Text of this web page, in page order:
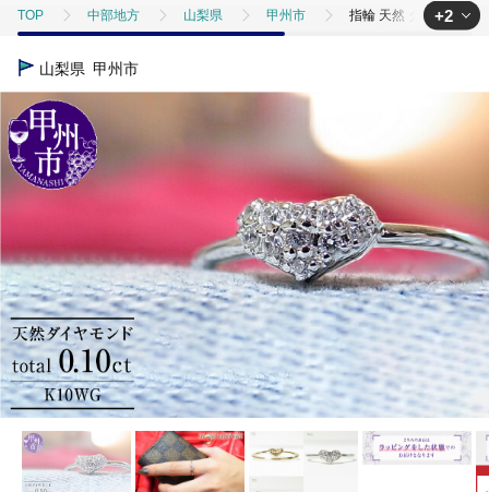
TOP 中部地方 山梨県 甲州市 指輪 天然 ダイヤ
TOP
TOP
+2
山梨県 甲州市